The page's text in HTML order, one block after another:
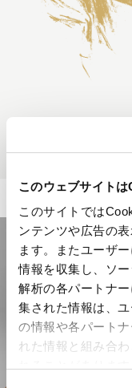
このウェブサイト
このサイトでは
ンテンツや広告の
ます。またユーザ
情報を収集し、ソ
解析の各パートナ
集された情報は、
の情報や各パート
れた情報と組み合